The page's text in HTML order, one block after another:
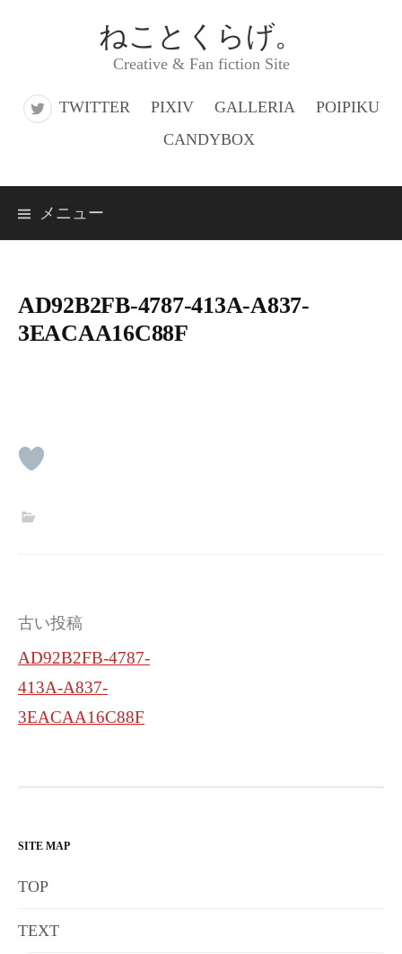
ス
ねことくらげ。
Creative & Fan fiction Site
TWITTER PIXIV GALLERIA
POIPIKU
CANDYBOX
メニュー
AD92B2FB-4787-413A-A837-
3EACAA16C88F
投
稿
ナ
ビ
ョ
ン
古い投稿
AD92B2FB-4787-
413A-A837-
3EACAA16C88F
SITE MAP
TOP
TEXT